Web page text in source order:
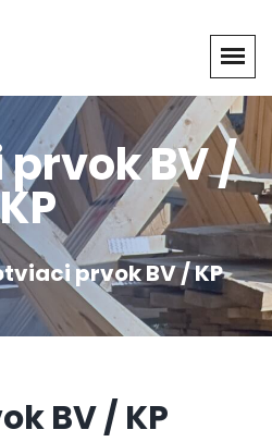
BV /
KP
prvok BV / KP
BV / KP